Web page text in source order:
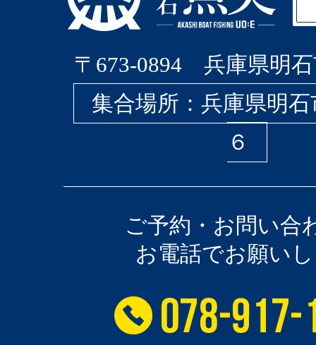
〒673-0894 兵庫県明石
集合場所：兵庫県明
６
ご予約・お問い合
お電話でお願い